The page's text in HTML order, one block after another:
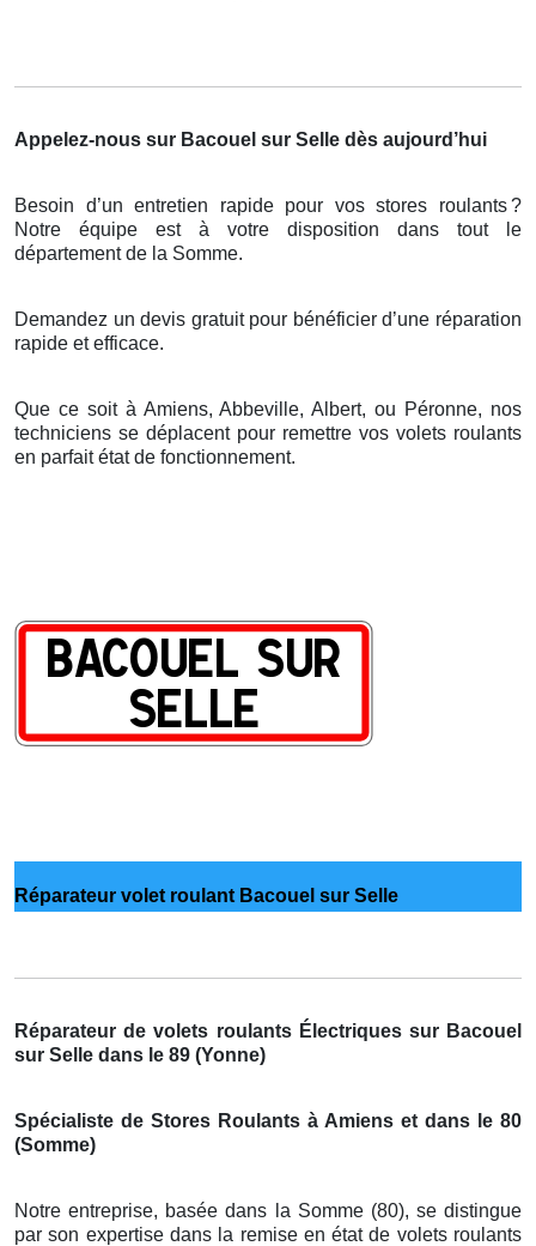
Appelez-nous sur Bacouel sur Selle dès aujourd’hui
Besoin d’un entretien rapide pour vos stores roulants?
Notre équipe est à votre disposition dans tout le
département de la Somme.
Demandez un devis gratuit pour bénéficier d’une réparation
rapide et efficace.
Que ce soit à Amiens, Abbeville, Albert, ou Péronne, nos
techniciens se déplacent pour remettre vos volets roulants
en parfait état de fonctionnement.
Réparateur volet roulant Bacouel sur Selle
Réparateur de volets roulants Électriques sur Bacouel
sur Selle dans le 89 (Yonne)
Spécialiste de Stores Roulants à Amiens et dans le 80
(Somme)
Notre entreprise, basée dans la Somme (80), se distingue
par son expertise dans la remise en état de volets roulants